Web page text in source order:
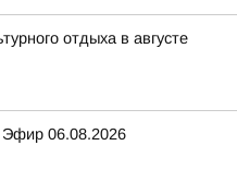
отдыха в августе
06.08.2026